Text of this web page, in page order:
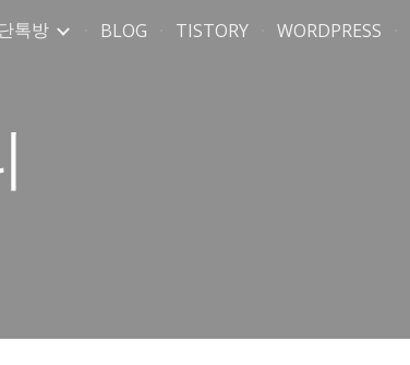
Skip to navigation
톡방 BLOG TISTORY WORDPRESS